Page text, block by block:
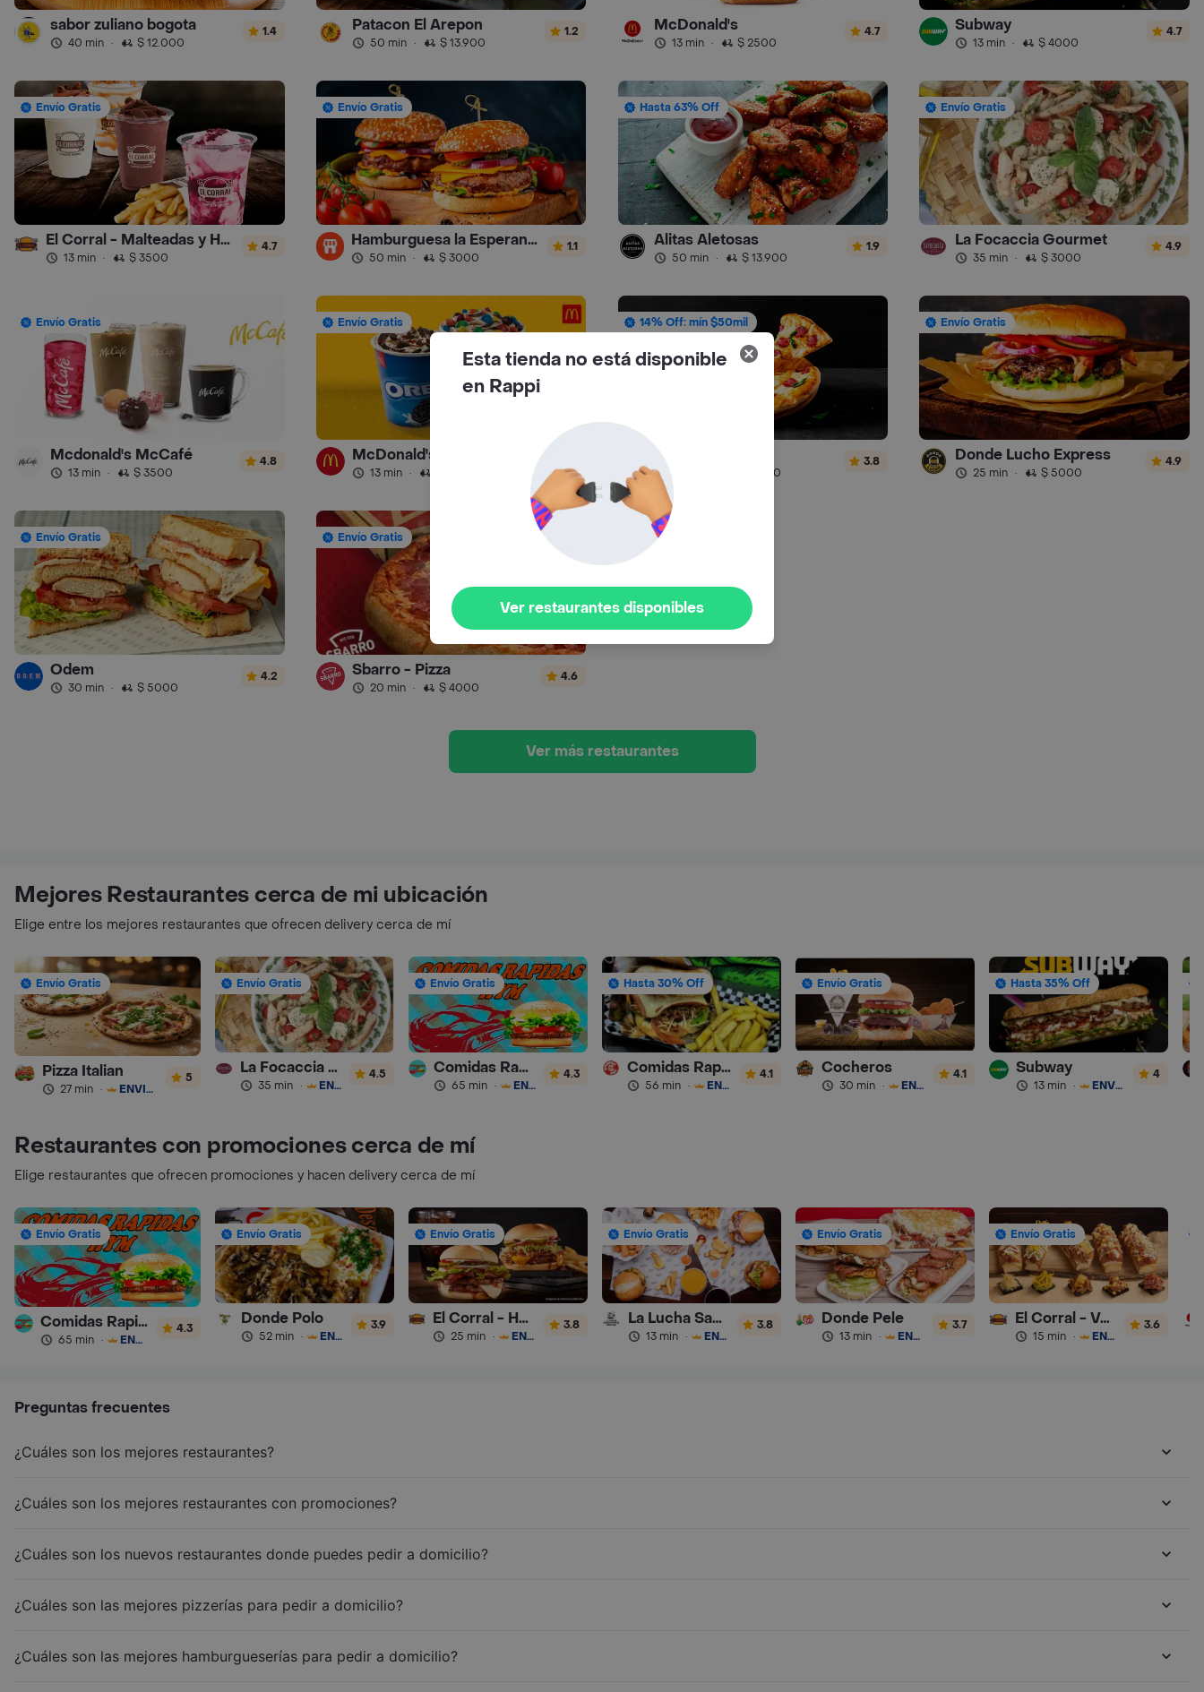
sabor zuliano bogota
40 min · $ 12.000
1.4 Patacon El Arepon
50 min · $ 13.900
1.2 McDonald's
13 min · $ 2500
4.7 Subway
13 min · $ 4000
4.7
Envío Gratis
El Corral - Malteadas y Helados
13 min · $ 3500
4.7
Envío Gratis
Hamburguesa la Esperanza
50 min · $ 3000
1.1
Hasta 63% Off
Alitas Aletosas
50 min · $ 13.900
1.9
Envío Gratis
La Focaccia Gourmet
35 min · $ 3000
4.9
Envío Gratis
Mcdonald's McCafé
13 min · $ 3500
4.8
Envío Gratis
McDonald's Postres
13 min ·
14% Off: mín $50mil
Pizza Capricho
$ 5000
3.8
Envío Gratis
Donde Lucho Express
25 min · $ 5000
4.9
Envío Gratis
Odem
30 min · $ 5000
4.2
Envío Gratis
Sbarro - Pizza
20 min · $ 4000
4.6
Ver más restaurantes
Mejores Restaurantes cerca de mi ubicación
Elige entre los mejores restaurantes que ofrecen delivery cerca de mí
Envío Gratis
Pizza Italian
27 min · ENVÍO GRATIS
5
Envío Gratis
La Focaccia Gourmet
35 min · ENVÍO GRATIS
4.5
Envío Gratis
Comidas Rapidas Hym
65 min · ENVÍO GRATIS
4.3
Hasta 30% Off
Comidas Rapidas Las 3B
56 min · ENVÍO GRATIS
4.1
Envío Gratis
Cocheros
30 min · ENVÍO GRATIS
4.1
Hasta 35% Off
Subway
13 min · ENVÍO GRATIS
4
Restaurantes con promociones cerca de mí
Elige restaurantes que ofrecen promociones y hacen delivery cerca de mí
Envío Gratis
Comidas Rapidas Hym
65 min · ENVÍO GRATIS
4.3
Envío Gratis
Donde Polo
52 min · ENVÍO GRATIS
3.9
Envío Gratis
El Corral - Hamburguesa
25 min · ENVÍO GRATIS
3.8
Envío Gratis
La Lucha Sanguchería
13 min · ENVÍO GRATIS
3.8
Envío Gratis
Donde Pele
13 min · ENVÍO GRATIS
3.7
Envío Gratis
El Corral - Vaqueros
15 min · ENVÍO GRATIS
3.6
Preguntas frecuentes
¿Cuáles son los mejores restaurantes?
¿Cuáles son los mejores restaurantes con promociones?
¿Cuáles son los nuevos restaurantes donde puedes pedir a domicilio?
¿Cuáles son las mejores pizzerías para pedir a domicilio?
¿Cuáles son las mejores hamburgueserías para pedir a domicilio?
Esta tienda no está disponible
en Rappi
Ver restaurantes disponibles